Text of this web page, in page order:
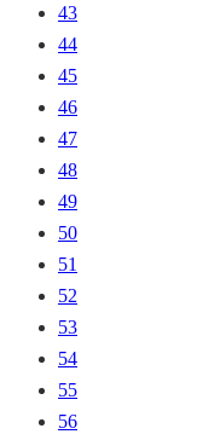
43
44
45
46
47
48
49
50
51
52
53
54
55
56